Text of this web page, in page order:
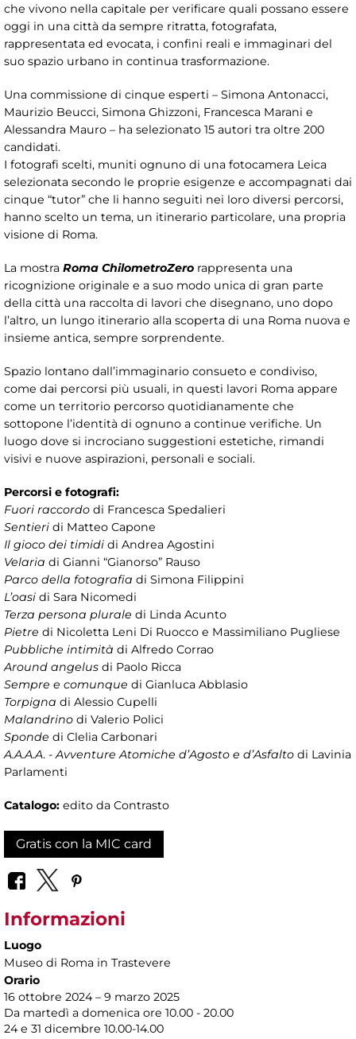
che vivono nella capitale per verificare quali possano essere
oggi in una città da sempre ritratta, fotografata,
rappresentata ed evocata, i confini reali e immaginari del
suo spazio urbano in continua trasformazione.
Una commissione di cinque esperti – Simona Antonacci,
Maurizio Beucci, Simona Ghizzoni, Francesca Marani e
Alessandra Mauro – ha selezionato 15 autori tra oltre 200
candidati.
I fotografi scelti, muniti ognuno di una fotocamera Leica
selezionata secondo le proprie esigenze e accompagnati dai
cinque “tutor” che li hanno seguiti nei loro diversi percorsi,
hanno scelto un tema, un itinerario particolare, una propria
visione di Roma.
La mostra Roma ChilometroZero rappresenta una
ricognizione originale e a suo modo unica di gran parte
della città una raccolta di lavori che disegnano, uno dopo
l’altro, un lungo itinerario alla scoperta di una Roma nuova e
insieme antica, sempre sorprendente.
Spazio lontano dall’immaginario consueto e condiviso,
come dai percorsi più usuali, in questi lavori Roma appare
come un territorio percorso quotidianamente che
sottopone l’identità di ognuno a continue verifiche. Un
luogo dove si incrociano suggestioni estetiche, rimandi
visivi e nuove aspirazioni, personali e sociali.
Percorsi e fotografi:
Fuori raccordo di Francesca Spedalieri
Sentieri di Matteo Capone
Il gioco dei timidi di Andrea Agostini
Velaria di Gianni “Gianorso” Rauso
Parco della fotografia di Simona Filippini
L’oasi di Sara Nicomedi
Terza persona plurale di Linda Acunto
Pietre di Nicoletta Leni Di Ruocco e Massimiliano Pugliese
Pubbliche intimità di Alfredo Corrao
Around angelus di Paolo Ricca
Sempre e comunque di Gianluca Abblasio
Torpigna di Alessio Cupelli
Malandrino di Valerio Polici
Sponde di Clelia Carbonari
A.A.A.A. -Avventure Atomiche d’Agosto e d’Asfalto di Lavinia
Parlamenti
Catalogo: edito da Contrasto
Gratis con la MIC card
Informazioni
Luogo
Museo di Roma in Trastevere
Orario
16 ottobre 2024 – 9 marzo 2025
Da martedì a domenica ore 10.00 - 20.00
24 e 31 dicembre 10.00-14.00